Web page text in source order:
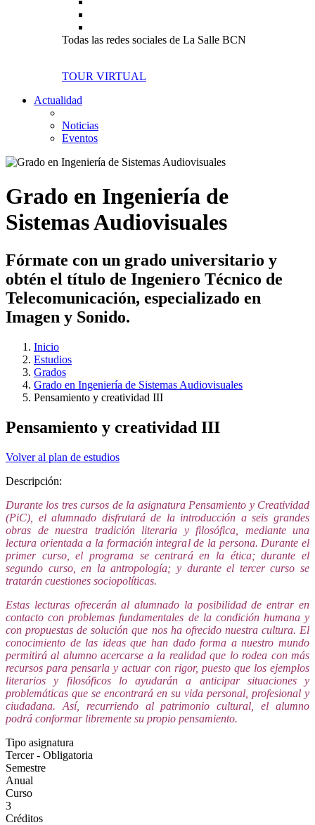
Todas las redes sociales de La Salle BCN
TOUR VIRTUAL
Actualidad
Noticias
Eventos
Grado en Ingeniería de
Sistemas Audiovisuales
Fórmate con un grado universitario y
obtén el título de Ingeniero Técnico de
Telecomunicación, especializado en
Imagen y Sonido.
Inicio
Estudios
Grados
Grado en Ingeniería de Sistemas Audiovisuales
Pensamiento y creatividad III
Pensamiento y creatividad III
Volver al plan de estudios
Descripción:
Durante los tres cursos de la asignatura Pensamiento y Creatividad
(PiC), el alumnado disfrutará de la introducción a seis grandes
obras de nuestra tradición literaria y filosófica, mediante una
lectura orientada a la formación integral de la persona. Durante el
primer curso, el programa se centrará en la ética; durante el
segundo curso, en la antropología; y durante el tercer curso se
tratarán cuestiones sociopolíticas.
Estas lecturas ofrecerán al alumnado la posibilidad de entrar en
contacto con problemas fundamentales de la condición humana y
con propuestas de solución que nos ha ofrecido nuestra cultura. El
conocimiento de las ideas que han dado forma a nuestro mundo
permitirá al alumno acercarse a la realidad que lo rodea con más
recursos para pensarla y actuar con rigor, puesto que los ejemplos
literarios y filosóficos lo ayudarán a anticipar situaciones y
problemáticas que se encontrará en su vida personal, profesional y
ciudadana. Así, recurriendo al patrimonio cultural, el alumno
podrá conformar libremente su propio pensamiento.
Tipo asignatura
Tercer - Obligatoria
Semestre
Anual
Curso
3
Créditos